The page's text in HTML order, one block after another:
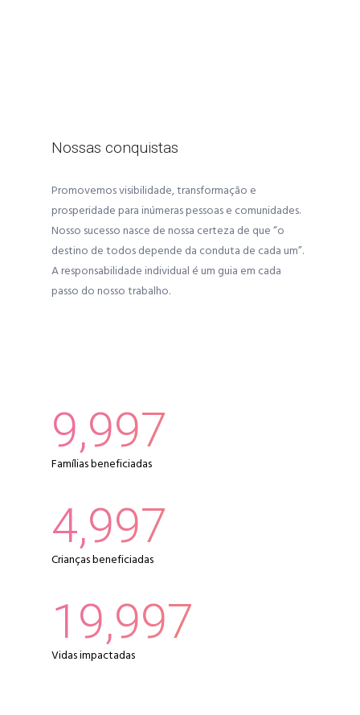
Nossas conquistas
Promovemos visibilidade, transformação e
prosperidade para inúmeras pessoas e comunidades.
Nosso sucesso nasce de nossa certeza de que “o
destino de todos depende da conduta de cada um”.
A responsabilidade individual é um guia em cada
passo do nosso trabalho.
10,000
Famílias beneficiadas
5,000
Crianças beneficiadas
20,000
Vidas impactadas